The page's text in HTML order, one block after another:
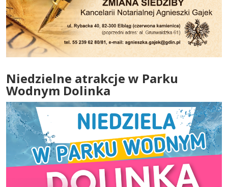
Niedzielne atrakcje w Parku
Wodnym Dolinka